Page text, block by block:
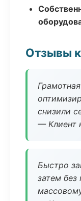
Отзывы
снизили
— Клиент
Быстро
затем